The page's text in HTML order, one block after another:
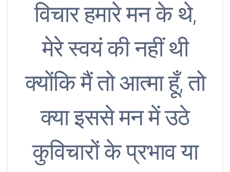
विचार हमारे मन के थे,
मेरे स्वयं की नहीं थी
क्योंकि मैं तो आत्मा हूँ, तो
क्या इससे मन में उठे
कुविचारों के प्रभाव या